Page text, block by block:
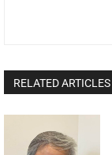
RELATED ARTICLES